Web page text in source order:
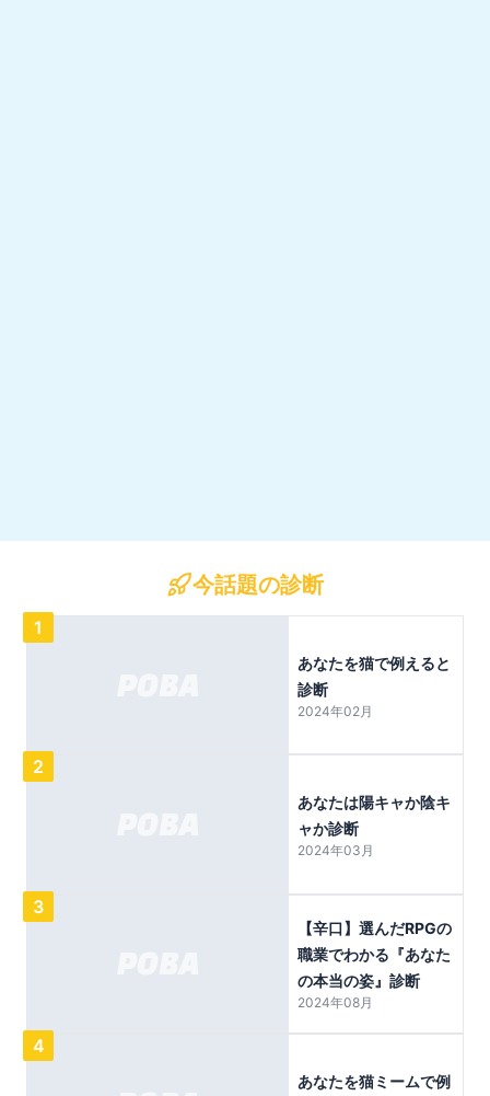
今話題の診断
1
あなたを猫で例えると
診断
2024年02月
2
あなたは陽キャか陰キ
ャか診断
2024年03月
3
【辛口】選んだRPGの
職業でわかる『あなた
の本当の姿』診断
2024年08月
4
あなたを猫ミームで例